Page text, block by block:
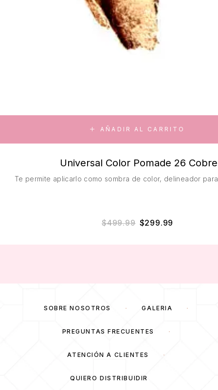
AÑADIR AL CARRITO
Universal Color Pomade 26 Cobre
Te permite aplicarlo como sombra de color, delineador
$499.99 $299.99
SOBRE NOSOTROS GALERÍA
PREGUNTAS FRECUENTES
ATENCIÓN A CLIENTES
QUIERO DISTRIBUIDIR